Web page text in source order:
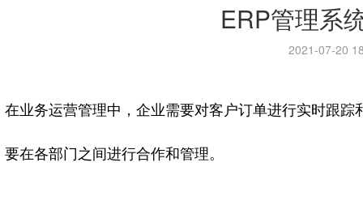
ERP管理系
2021-07-20
在业务运营管理中，企业需要对客户订单进行实时跟
要在各部门之间进行合作和管理。